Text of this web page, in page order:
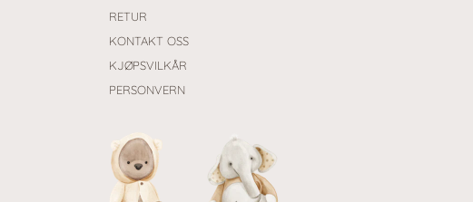
RETUR
KONTAKT OSS
KJØPSVILKÅR
PERSONVERN